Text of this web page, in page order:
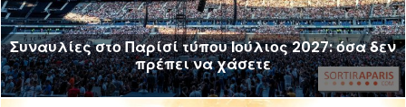
Συναυλίες στο Παρίσί τύπου Ιούλιος 2027: όσα δεν
πρέπει να χάσετε